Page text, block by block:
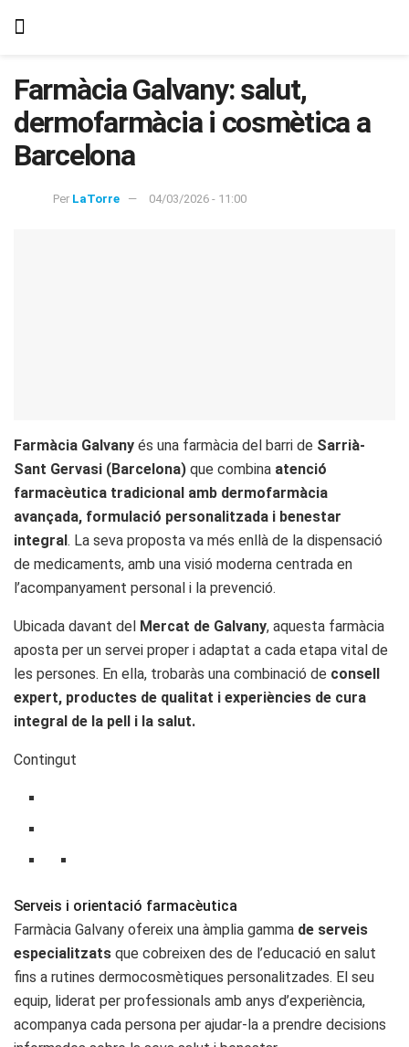
Farmàcia Galvany: salut,
dermofarmàcia i cosmètica a
Barcelona
Per LaTorre 04/03/2026 - 11:00
Farmàcia Galvany és una farmàcia del barri de Sarrià-
Sant Gervasi (Barcelona) que combina atenció
farmacèutica tradicional amb dermofarmàcia
avançada, formulació personalitzada i benestar
integral. La seva proposta va més enllà de la dispensació
de medicaments, amb una visió moderna centrada en
l’acompanyament personal i la prevenció.
Ubicada davant del Mercat de Galvany, aquesta farmàcia
aposta per un servei proper i adaptat a cada etapa vital de
les persones. En ella, trobaràs una combinació de consell
expert, productes de qualitat i experiències de cura
integral de la pell i la salut.
Contingut
Serveis i orientació farmacèutica
Farmàcia Galvany ofereix una àmplia gamma de serveis
especialitzats que cobreixen des de l’educació en salut
fins a rutines dermocosmètiques personalitzades. El seu
equip, liderat per professionals amb anys d’experiència,
acompanya cada persona per ajudar-la a prendre decisions